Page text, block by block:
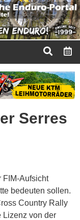
Serres
FIM-Aufsicht
bedeuten sollen.
Country Rally
Lizenz von der